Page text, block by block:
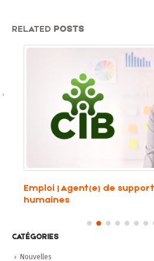
RELATED POSTS
Emploi | Agent(e) de support
humaines
qui nous assistera dans nos
documentation, analyse, mise...
Lire la suite